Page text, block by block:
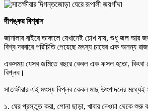
দীপঙ্কর বিশ্বাস
জানালার বাইরে তাকালে যেখানেই চোখ যায়, শুধু জল
বিশ্ব দরবারে পরিচিতি পেয়েছে মৎস্য চাষের এক অনন্য
একসময় যেসব জমিতে বছরে কেবল এক ফসল হতো, কিংবা
বিপ্লব।
সাতক্ষীরার এই মৎস্য বিপ্লব কেবল মাছ উৎপাদনের
১. ঘের প্রস্তুত করা, পোনা ছাড়া, খাবার দেওয়া থেকে শুরু